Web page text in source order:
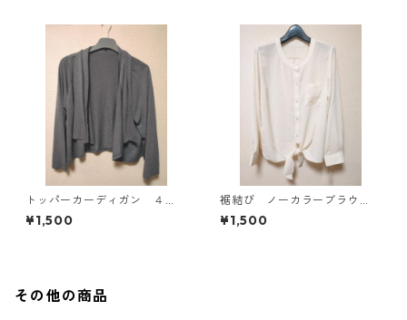
トッパーカーディガン ４
Ｌ グレー KAE-4814
¥1,500
裾結び ノーカラーブラウ
ス ３Ｌ アイボリー KAE-
4813
¥1,500
その他の商品